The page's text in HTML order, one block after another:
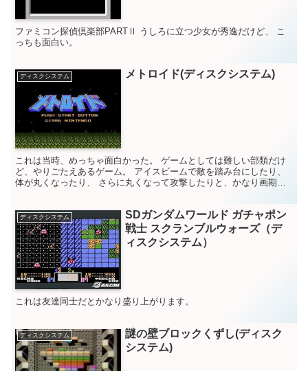
ファミコン探偵倶楽部PARTⅡ うしろに立つ少女が秀逸だけど、 こ
っちも面白い。
ディスクシステム メトロイド(ディスクシステム)
これは当時、めっちゃ面白かった。 ゲームとしては難しい部類だけ
ど、やりごたえあるゲーム。 アイスビームで敵を踏み台にしたり、
体が丸くなったり、 さらに丸くなって攻撃したりと、かなり画期的
ディスクシステム
SDガンダムワールド ガチャポン
戦士 スクランブルウォーズ（デ
ィスクシステム）
これは友達同士だとかなり盛り上がります。
ディスクシステム
謎の壁ブロックくずし(ディスク
システム)